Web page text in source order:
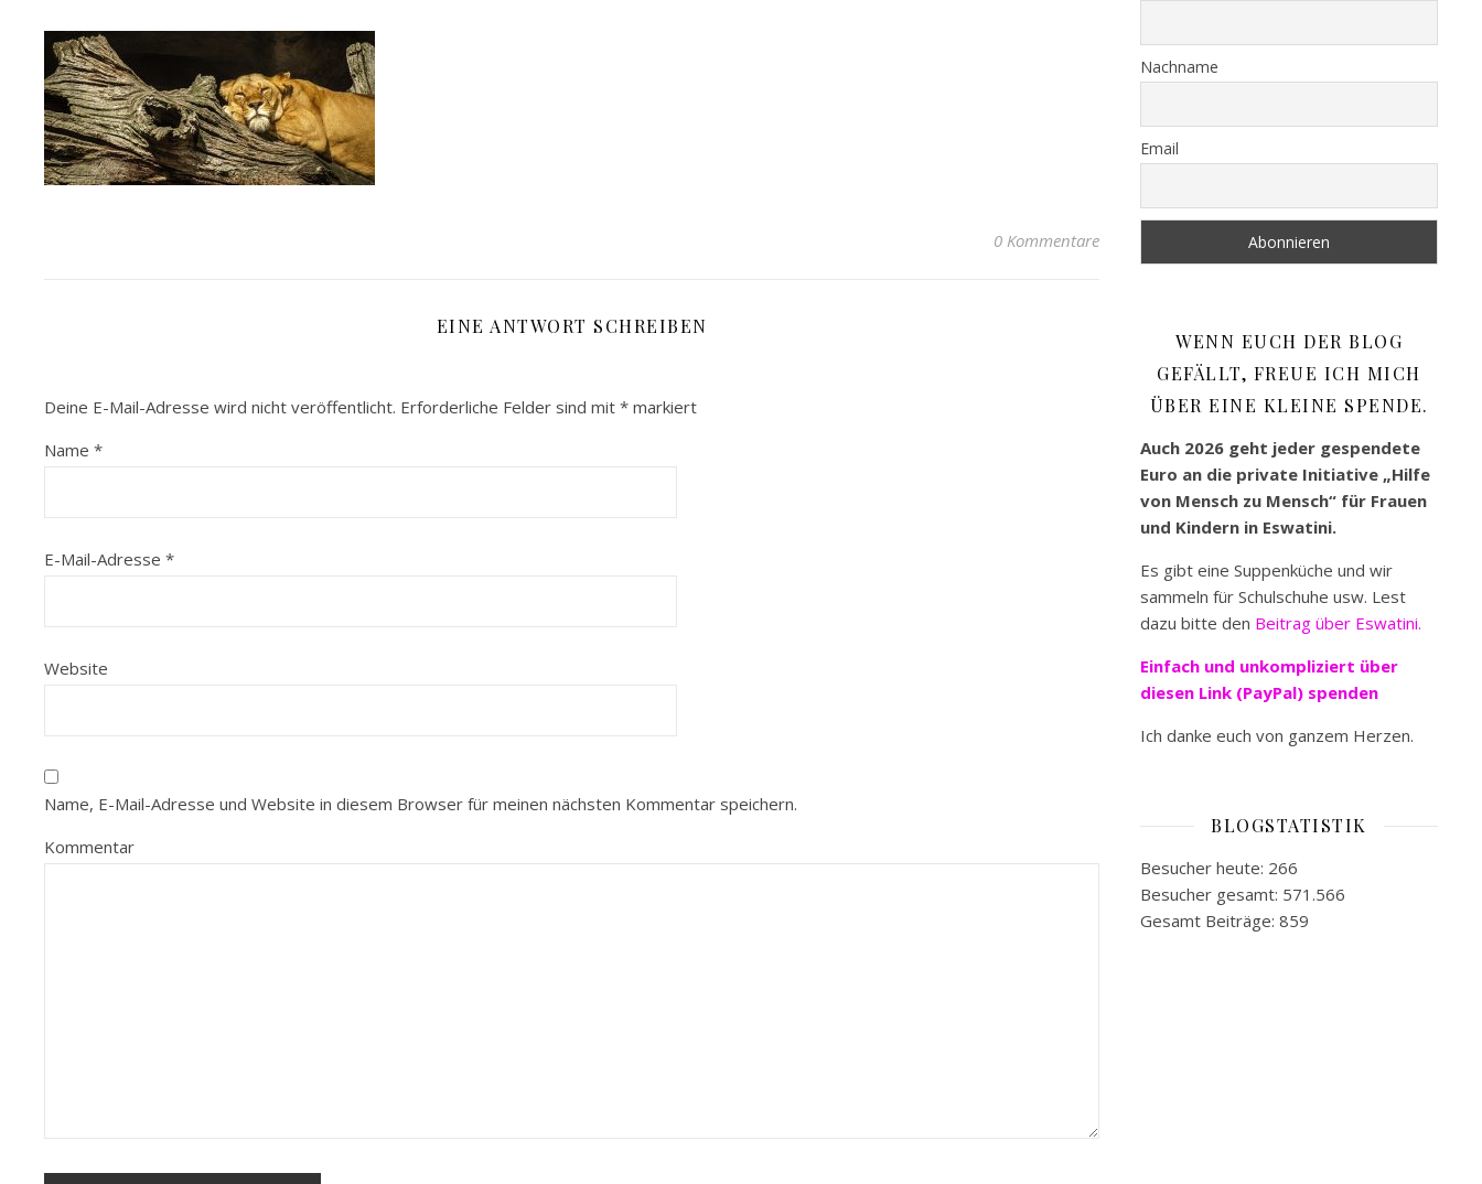
0 Kommentare
EINE ANTWORT SCHREIBEN
Deine E-Mail-Adresse wird nicht veröffentlicht. Erforderliche Felder sind mit * markiert
Name *
E-Mail-Adresse *
Website
Name, E-Mail-Adresse und Website in diesem Browser für meinen nächsten Kommentar speichern.
Kommentar
Nachname
Email
WENN EUCH DER BLOG
GEFÄLLT, FREUE ICH MICH
ÜBER EINE KLEINE SPENDE.
Auch 2026 geht jeder gespendete
Euro an die private Initiative „Hilfe
von Mensch zu Mensch“ für Frauen
und Kindern in Eswatini.
Es gibt eine Suppenküche und wir
sammeln für Schulschuhe usw. Lest
dazu bitte den Beitrag über Eswatini.
Einfach und unkompliziert über
diesen Link (PayPal) spenden
Ich danke euch von ganzem Herzen.
BLOGSTATISTIK
Besucher heute: 266
Besucher gesamt: 571.566
Gesamt Beiträge: 859